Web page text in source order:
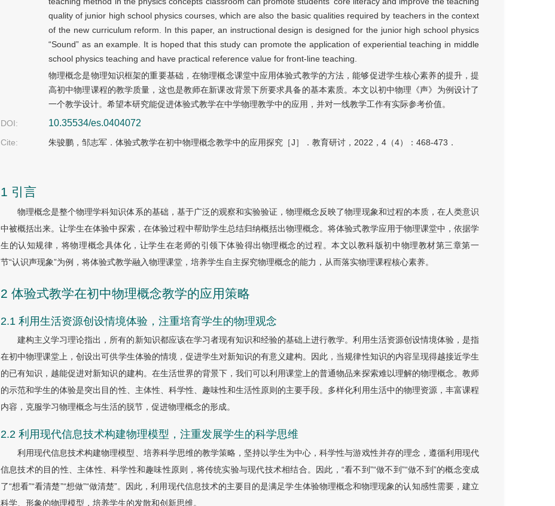
quality of junior high school physics courses, which are also the basic qualities required by teachers in the context
of the new curriculum reform. In this paper, an instructional design is designed for the junior high school physics
“Sound” as an example. It is hoped that this study can promote the application of experiential teaching in middle
school physics teaching and have practical reference value for front-line teaching.
物理概念是物理知识框架的重要基础，在物理概念课堂中应用体验式教学的方法，能够促进学生核心素养的提升，提
高初中物理课程的教学质量，这也是教师在新课改背景下所要求具备的基本素质。本文以初中物理《声》为例设计了
一个教学设计。希望本研究能促进体验式教学在中学物理教学中的应用，并对一线教学工作有实际参考价值。
DOI:
10.35534/es.0404072
Cite: 朱骏鹏，邹志军．体验式教学在初中物理概念教学中的应用探究［J］．教育研讨，2022，4（4）：468-473．
1 引言
物理概念是整个物理学科知识体系的基础，基于广泛的观察和实验验证，物理概念反映了物理现象和过程的本质，在人类意识
中被概括出来。让学生在体验中探索，在体验过程中帮助学生总结归纳概括出物理概念。将体验式教学应用于物理课堂中，依据学
生的认知规律，将物理概念具体化，让学生在老师的引领下体验得出物理概念的过程。本文以教科版初中物理教材第三章第一
节“认识声现象”为例，将体验式教学融入物理课堂，培养学生自主探究物理概念的能力，从而落实物理课程核心素养。
2 体验式教学在初中物理概念教学的应用策略
2.1 利用生活资源创设情境体验，注重培育学生的物理观念
建构主义学习理论指出，所有的新知识都应该在学习者现有知识和经验的基础上进行教学。利用生活资源创设情境体验，是指
在初中物理课堂上，创设出可供学生体验的情境，促进学生对新知识的有意义建构。因此，当规律性知识的内容呈现得越接近学生
的已有知识，越能促进对新知识的建构。在生活世界的背景下，我们可以利用课堂上的普通物品来探索难以理解的物理概念。教师
的示范和学生的体验是突出目的性、主体性、科学性、趣味性和生活性原则的主要手段。多样化利用生活中的物理资源，丰富课程
内容，克服学习物理概念与生活的脱节，促进物理概念的形成。
2.2 利用现代信息技术构建物理模型，注重发展学生的科学思维
利用现代信息技术构建物理模型、培养科学思维的教学策略，坚持以学生为中心，科学性与游戏性并存的理念，遵循利用现代
信息技术的目的性、主体性、科学性和趣味性原则，将传统实验与现代技术相结合。因此，“看不到”“做不到”“做不到”的概念变成
了“想看”“看清楚”“想做”“做清楚”。因此，利用现代信息技术的主要目的是满足学生体验物理概念和物理现象的认知感性需要，建立
科学、形象的物理模型，培养学生的发散和创新思维。